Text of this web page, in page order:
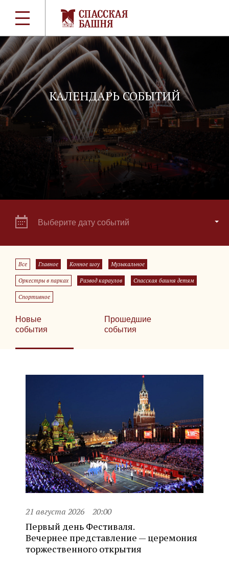
КАЛЕНДАРЬ СОБЫТИЙ
Выберите дату событий
Все Главное Конное шоу Музыкальное
Оркестры в парках Развод караулов Спасская башня детям
Спортивное
Новые
события
Прошедшие
события
21 августа 2026 20:00
Первый день Фестиваля.
Вечернее представление — церемония
торжественного открытия